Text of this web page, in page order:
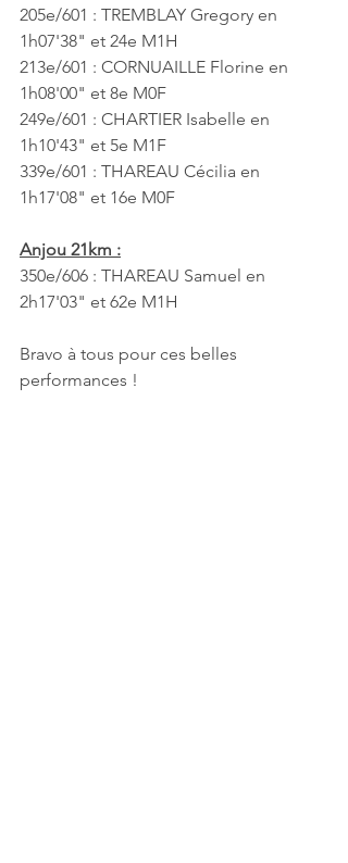
205e/601 : TREMBLAY Gregory en
1h07'38" et 24e M1H
213e/601 : CORNUAILLE Florine en
1h08'00" et 8e M0F
249e/601 : CHARTIER Isabelle en
1h10'43" et 5e M1F
339e/601 : THAREAU Cécilia en
1h17'08" et 16e M0F
Anjou 21km :
350e/606 : THAREAU Samuel en
2h17'03" et 62e M1H
Bravo à tous pour ces belles
performances !